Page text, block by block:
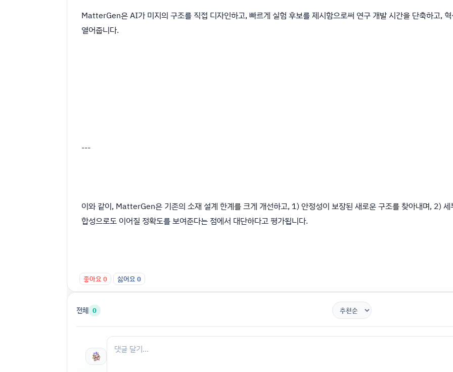
MatterGen은 AI가 미지의 구조를 직접 디자인하고, 빠르게 실험 후보를 제시함으로써 연구 개발 시간을 단축하고,
열어줍니다.
---
이와 같이, MatterGen은 기존의 소재 설계 한계를 크게 개선하고, 1) 안정성이 보장된 새로운 구조를 찾아내며, 2)
합성으로도 이어질 정확도를 보여준다는 점에서 대단하다고 평가됩니다.
좋아요0 싫어요0
전체 0